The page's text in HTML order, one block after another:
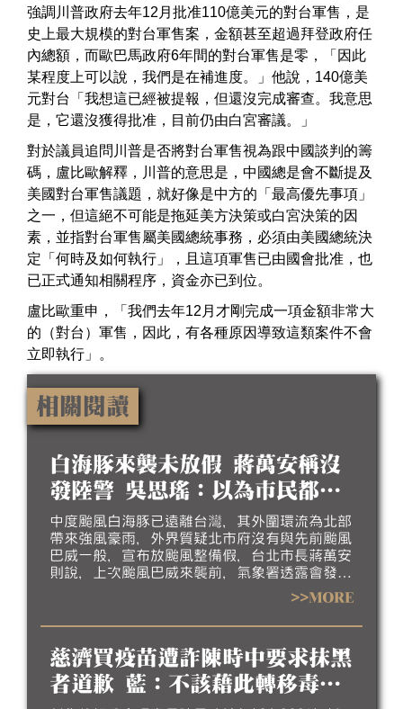
強調川普政府去年12月批准110億美元的對台軍售，是
史上最大規模的對台軍售案，金額甚至超過拜登政府任
內總額，而歐巴馬政府6年間的對台軍售是零，「因此
某程度上可以說，我們是在補進度。」他說，140億美
元對台「我想這已經被提報，但還沒完成審查。我意思
是，它還沒獲得批准，目前仍由白宮審議。」
對於議員追問川普是否將對台軍售視為跟中國談判的籌
碼，盧比歐解釋，川普的意思是，中國總是會不斷提及
美國對台軍售議題，就好像是中方的「最高優先事項」
之一，但這絕不可能是拖延美方決策或白宮決策的因
素，並指對台軍售屬美國總統事務，必須由美國總統決
定「何時及如何執行」，且這項軍售已由國會批准，也
已正式通知相關程序，資金亦已到位。
盧比歐重申，「我們去年12月才剛完成一項金額非常大
的（對台）軍售，因此，有各種原因導致這類案件不會
立即執行」。
相關閱讀
白海豚來襲未放假 蔣萬安稱沒
發陸警 吳思瑤：以為市民都失
憶好騙？
中度颱風白海豚已遠離台灣，其外圍環流為北部
帶來強風豪雨，外界質疑北市府沒有與先前颱風
巴威一般，宣布放颱風整備假，台北市長蔣萬安
則說，上次颱風巴威來襲前，氣象署透露會發布
陸警，但這次沒有，引發關注。對此，民進黨立
委吳思瑤9日批評洗記憶，以為市民都失憶好騙
嗎？別想甩鍋嫁禍中央。
>>MORE
慈濟買疫苗遭詐陳時中要求抹黑
者道歉 藍：不該藉此轉移毒油